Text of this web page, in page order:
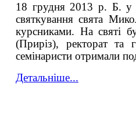
18 грудня 2013 р. Б. у
святкування свята
курсниками. На святі
(Приріз), ректорат та
семінаристи отримали
Детальніше...